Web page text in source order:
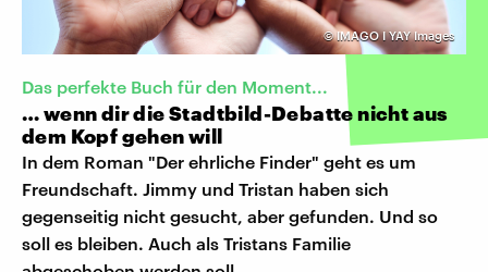
©IMAGO I YAY Images
Das perfekte Buch für den Moment...
… wenn dir die Stadtbild-Debatte nicht aus
dem Kopf gehen will
In dem Roman "Der ehrliche Finder" geht es um
Freundschaft. Jimmy und Tristan haben sich
gegenseitig nicht gesucht, aber gefunden. Und so
soll es bleiben. Auch als Tristans Familie